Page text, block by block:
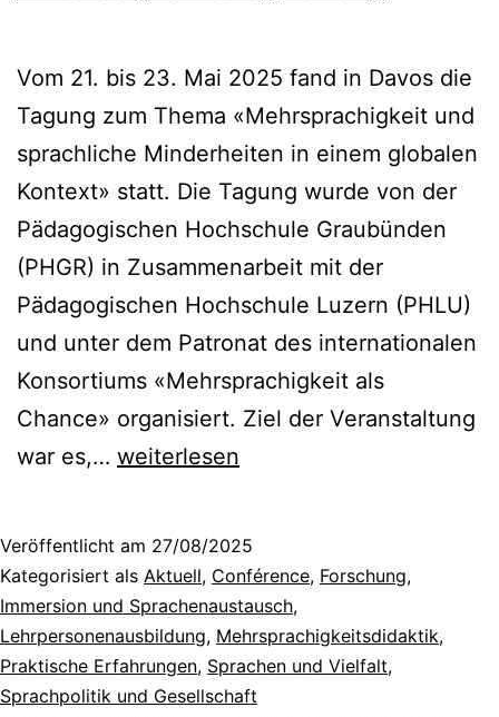
Vom 21. bis 23. Mai 2025 fand in Davos die
Tagung zum Thema «Mehrsprachigkeit und
sprachliche Minderheiten in einem globalen
Kontext» statt. Die Tagung wurde von der
Pädagogischen Hochschule Graubünden
(PHGR) in Zusammenarbeit mit der
Pädagogischen Hochschule Luzern (PHLU)
und unter dem Patronat des internationalen
Konsortiums «Mehrsprachigkeit als
Chance» organisiert. Ziel der Veranstaltung
war es,… Mehrsprachigkeit
sprachliche
Minderheiten
in
einem
globalen
weiterlesen
Veröffentlicht am 27/08/2025
Kategorisiert als Aktuell, Conférence, Forschung,
Immersion und Sprachenaustausch,
Lehrpersonenausbildung, Mehrsprachigkeitsdidaktik,
Praktische Erfahrungen, Sprachen und Vielfalt,
Sprachpolitik und Gesellschaft